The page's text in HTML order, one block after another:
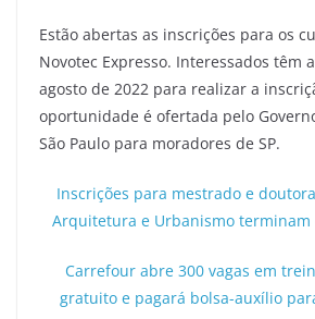
Estão abertas as inscrições para os
Novotec Expresso. Interessados têm
agosto de 2022 para realizar a
oportunidade é ofertada pelo
São Paulo para moradores de SP.
Inscrições para mestrado e
Arquitetura e Urbanismo terminam
Carrefour abre 300 vagas em
gratuito e pagará bolsa-auxílio